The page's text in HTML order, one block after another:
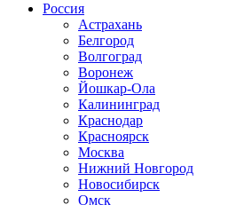
Россия
Астрахань
Белгород
Волгоград
Воронеж
Йошкар-Ола
Калининград
Краснодар
Красноярск
Москва
Нижний Новгород
Новосибирск
Омск